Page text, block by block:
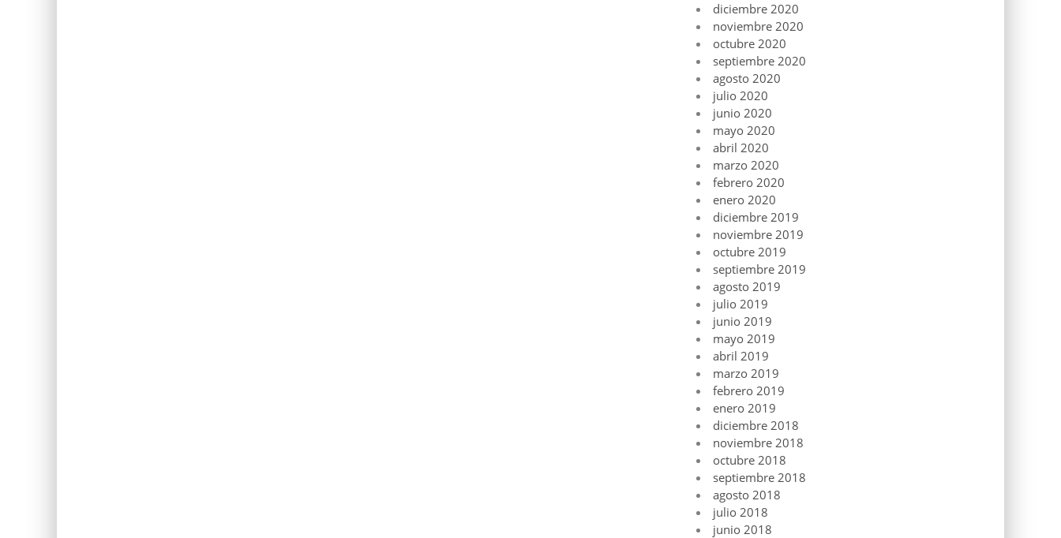
diciembre 2020
noviembre 2020
octubre 2020
septiembre 2020
agosto 2020
julio 2020
junio 2020
mayo 2020
abril 2020
marzo 2020
febrero 2020
enero 2020
diciembre 2019
noviembre 2019
octubre 2019
septiembre 2019
agosto 2019
julio 2019
junio 2019
mayo 2019
abril 2019
marzo 2019
febrero 2019
enero 2019
diciembre 2018
noviembre 2018
octubre 2018
septiembre 2018
agosto 2018
julio 2018
junio 2018